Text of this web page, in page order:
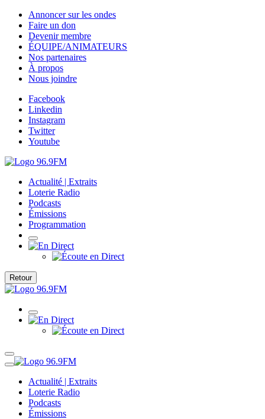
Annoncer sur les ondes
Faire un don
Devenir membre
ÉQUIPE/ANIMATEURS
Nos partenaires
À propos
Nous joindre
Facebook
Linkedin
Instagram
Twitter
Youtube
Actualité | Extraits
Loterie Radio
Podcasts
Émissions
Programmation
Retour
Actualité | Extraits
Loterie Radio
Podcasts
Émissions